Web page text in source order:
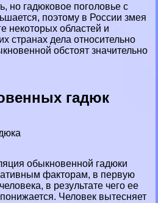
но гадюковое поголовье с
поэтому в России змея
некоторых областей и
странах дела относительно
обстоят значительно
гадюк
обыкновенной гадюки
факторам, в первую
в результате чего ее
Человек вытесняет